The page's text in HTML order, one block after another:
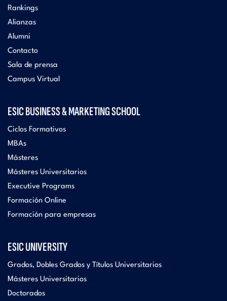
Rankings
Alianzas
Alumni
Contacto
Sala de prensa
Campus Virtual
ESIC BUSINESS & MARKETING SCHOOL
Ciclos Formativos
MBAs
Másteres
Másteres Universitarios
Executive Programs
Formación Online
Formación para empresas
ESIC UNIVERSITY
Grados, Dobles Grados y Títulos Universitarios
Másteres Universitarios
Doctorados